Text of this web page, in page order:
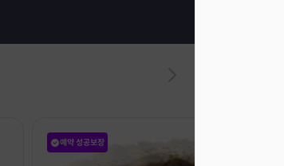
예약 성공보장